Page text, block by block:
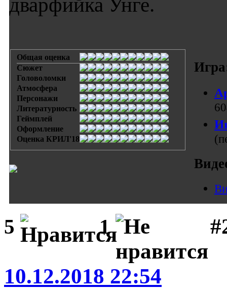
дварфийка Унге.
Общая оценка
Сюжет
Головоломки
Атмосфера
Персонажи
Литературность
Геймплей
Оформление
Оценка КРИЛ'18
5 1
10.12.2018 22:54